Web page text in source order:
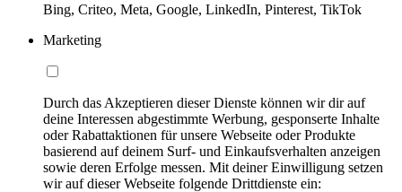
Bing, Criteo, Meta, Google, LinkedIn, Pinterest, TikTok
Marketing
Durch das Akzeptieren dieser Dienste können wir dir auf
deine Interessen abgestimmte Werbung, gesponserte Inhalte
oder Rabattaktionen für unsere Webseite oder Produkte
basierend auf deinem Surf- und Einkaufsverhalten anzeigen
sowie deren Erfolge messen. Mit deiner Einwilligung setzen
wir auf dieser Webseite folgende Drittdienste ein: